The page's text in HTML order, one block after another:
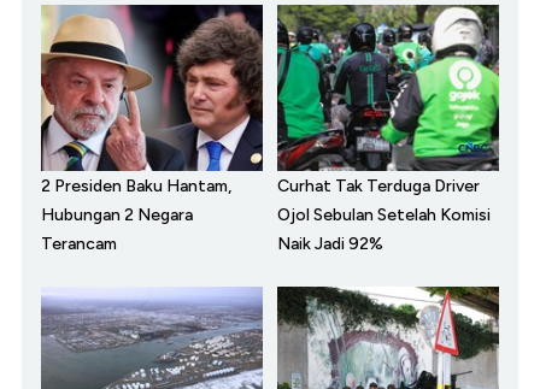
2 Presiden Baku Hantam,
Hubungan 2 Negara
Terancam
Curhat Tak Terduga Driver
Ojol Sebulan Setelah Komisi
Naik Jadi 92%